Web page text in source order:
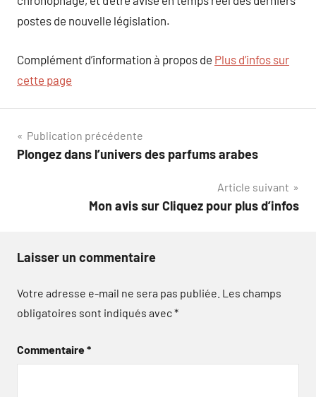
postes de nouvelle législation.
Complément d’information à propos de Plus d’infos sur
cette page
Navigation
de
Publication précédente
Plongez dans l’univers des parfums arabes
Article suivant
Mon avis sur Cliquez pour plus d’infos
Laisser un commentaire
Votre adresse e-mail ne sera pas publiée. Les champs
obligatoires sont indiqués avec*
Commentaire*